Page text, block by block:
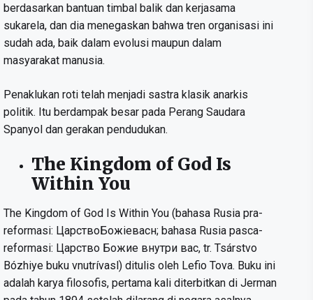
berdasarkan bantuan timbal balik dan kerjasama
sukarela, dan dia menegaskan bahwa tren organisasi ini
sudah ada, baik dalam evolusi maupun dalam
masyarakat manusia.
Penaklukan roti telah menjadi sastra klasik anarkis
politik. Itu berdampak besar pada Perang Saudara
Spanyol dan gerakan pendudukan.
The Kingdom of God Is
Within You
The Kingdom of God Is Within You (bahasa Rusia pra-
reformasi: ЦарствоБожіевасн; bahasa Rusia pasca-
reformasi: Царство Божие внутри вас, tr. Tsárstvo
Bózhiye buku vnutrívasl) ditulis oleh Lefio Tova. Buku ini
adalah karya filosofis, pertama kali diterbitkan di Jerman